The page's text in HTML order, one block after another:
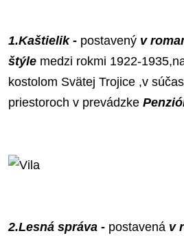
1.Kaštielik- postavený v
štýle medzi rokmi 1922-
kostolom Svätej Trojice ,v
priestoroch v prevádzke
2.Lesná správa - postavená v